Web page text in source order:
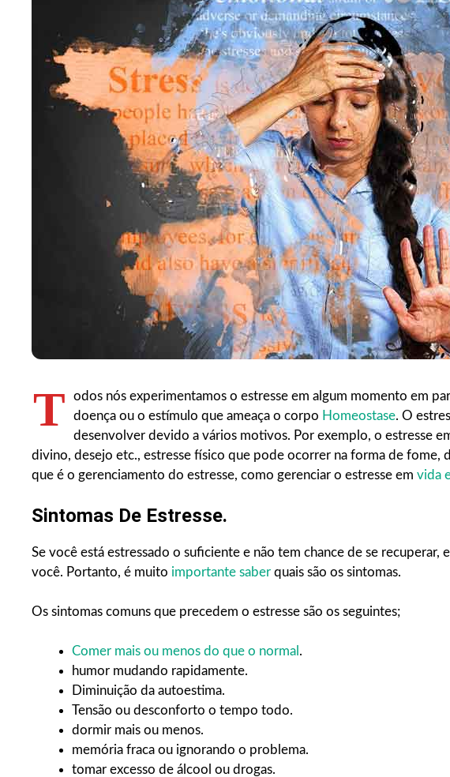
T
odos nós experimentamos o estresse em algum momento em
doença ou o estímulo que ameaça o corpo Homeostase. O
desenvolver devido a vários motivos. Por exemplo, o estresse
divino, desejo etc., estresse físico que pode ocorrer na forma de fome,
que é o gerenciamento do estresse, como gerenciar o estresse em vida
Sintomas De Estresse.
Se você está estressado o suficiente e não tem chance de se
você. Portanto, é muito importante saber quais são os sintomas.
Os sintomas comuns que precedem o estresse são os seguintes;
Comer mais ou menos do que o normal .
humor mudando rapidamente.
Diminuição da autoestima.
Tensão ou desconforto o tempo todo.
dormir mais ou menos.
memória fraca ou ignorando o problema.
tomar excesso de álcool ou drogas.